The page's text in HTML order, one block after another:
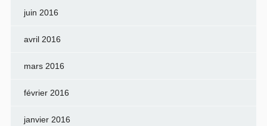
juin 2016
avril 2016
mars 2016
février 2016
janvier 2016